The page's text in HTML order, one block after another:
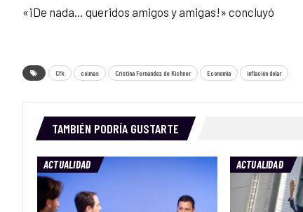
«¡De nada… queridos amigos y amigas!» concluyó
Cfk coimas Cristina Fernández de Kichner Economia inflación dolar
TAMBIÉN PODRÍA GUSTARTE
ACTUALIDAD ACTUALIDAD